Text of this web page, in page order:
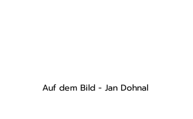
Auf dem Bild - Jan Dohnal